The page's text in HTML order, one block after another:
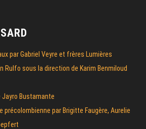
par Gabriel Veyre et frères Lumières
Rulfo sous la direction de Karim Benmiloud
Jayro Bustamante
précolombienne par Brigitte Faugère, Aurelie